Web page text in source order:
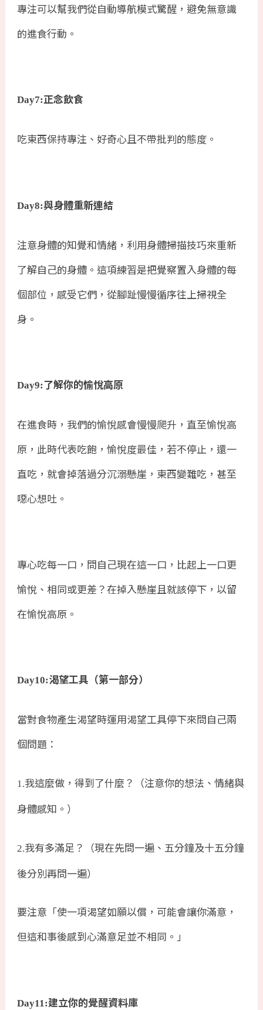
專注可以幫我們從自動導航模式驚醒，避免無意識
的進食行動。
Day7:正念飲食
吃東西保持專注、好奇心且不帶批判的態度。
Day8:與身體重新連結
注意身體的知覺和情緒，利用身體掃描技巧來重新
了解自己的身體。這項練習是把覺察置入身體的每
個部位，感受它們，從腳趾慢慢循序往上掃視全
身。
Day9:了解你的愉悅高原
在進食時，我們的愉悅感會慢慢爬升，直至愉悅高
原，此時代表吃飽，愉悅度最佳，若不停止，還一
直吃，就會掉落過分沉溺懸崖，東西變難吃，甚至
噁心想吐。
專心吃每一口，問自己現在這一口，比起上一口更
愉悅、相同或更差？在掉入懸崖且就該停下，以留
在愉悅高原。
Day10:渴望工具（第一部分）
當對食物產生渴望時運用渴望工具停下來問自己兩
個問題：
1.我這麼做，得到了什麼？（注意你的想法、情緒與
身體感知。）
2.我有多滿足？（現在先問一遍、五分鐘及十五分鐘
後分別再問一遍）
要注意「使一項渴望如願以償，可能會讓你滿意，
但這和事後感到心滿意足並不相同。」
Day11:建立你的覺醒資料庫